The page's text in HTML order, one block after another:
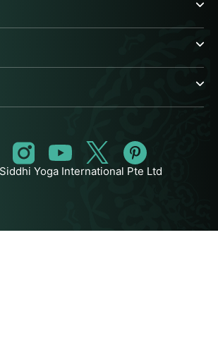
Yoga International Pte Ltd